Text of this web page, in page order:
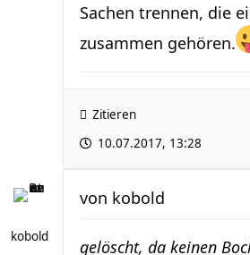
Sachen trennen, die
zusammen gehören.
Zitieren
10.07.2017, 13:28
kobold
von kobold
gelöscht, da keinen